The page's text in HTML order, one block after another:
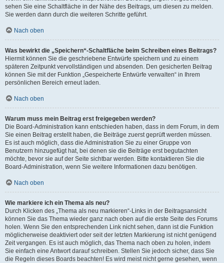
sehen Sie eine Schaltfläche in der Nähe des Beitrags, um diesen zu melden.
Sie werden dann durch die weiteren Schritte geführt.
Nach oben
Was bewirkt die „Speichern“-Schaltfläche beim Schreiben eines Beitrags?
Hiermit können Sie die geschriebene Entwürfe speichern und zu einem
späteren Zeitpunkt vervollständigen und absenden. Den gesicherten Beitrag
können Sie mit der Funktion „Gespeicherte Entwürfe verwalten“ in Ihrem
persönlichen Bereich erneut laden.
Nach oben
Warum muss mein Beitrag erst freigegeben werden?
Die Board-Administration kann entschieden haben, dass in dem Forum, in dem
Sie einen Beitrag erstellt haben, die Beiträge zuerst geprüft werden müssen.
Es ist auch möglich, dass die Administration Sie zu einer Gruppe von
Benutzern hinzugefügt hat, bei denen sie die Beiträge erst begutachten
möchte, bevor sie auf der Seite sichtbar werden. Bitte kontaktieren Sie die
Board-Administration, wenn Sie weitere Informationen dazu benötigen.
Nach oben
Wie markiere ich ein Thema als neu?
Durch Klicken des „Thema als neu markieren“-Links in der Beitragsansicht
können Sie das Thema wieder ganz nach oben auf die erste Seite des Forums
holen. Wenn Sie den entsprechenden Link nicht sehen, dann ist die Funktion
möglicherweise deaktiviert oder seit der letzten Markierung ist nicht genügend
Zeit vergangen. Es ist auch möglich, das Thema nach oben zu holen, indem
Sie einfach eine Antwort darauf schreiben. Stellen Sie jedoch sicher, dass Sie
die Regeln dieses Boards beachten! Es wird meist nicht gerne gesehen, wenn